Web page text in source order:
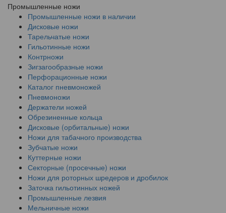
Промышленные ножи
Промышленные ножи в наличии
Дисковые ножи
Тарельчатые ножи
Гильотинные ножи
Контрножи
Зигзагообразные ножи
Перфорационные ножи
Каталог пневмоножей
Пневмоножи
Держатели ножей
Обрезиненные кольца
Дисковые (орбитальные) ножи
Ножи для табачного производства
Зубчатые ножи
Куттерные ножи
Секторные (просечные) ножи
Ножи для роторных шредеров и дробилок
Заточка гильотинных ножей
Промышленные лезвия
Мельничные ножи